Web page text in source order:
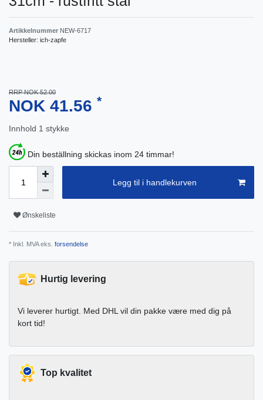
Artikkelnummer NEW-6717
Hersteller: ich-zapfe
RRP NOK 52.00
NOK 41.56 *
Innhold 1 stykke
Din beställning skickas inom 24 timmar!
Legg til i handlekurven
Ønskeliste
* Inkl. MVA eks. forsendelse
Hurtig levering
Vi leverer hurtigt. Med DHL vil din pakke være med dig på
kort tid!
Top kvalitet